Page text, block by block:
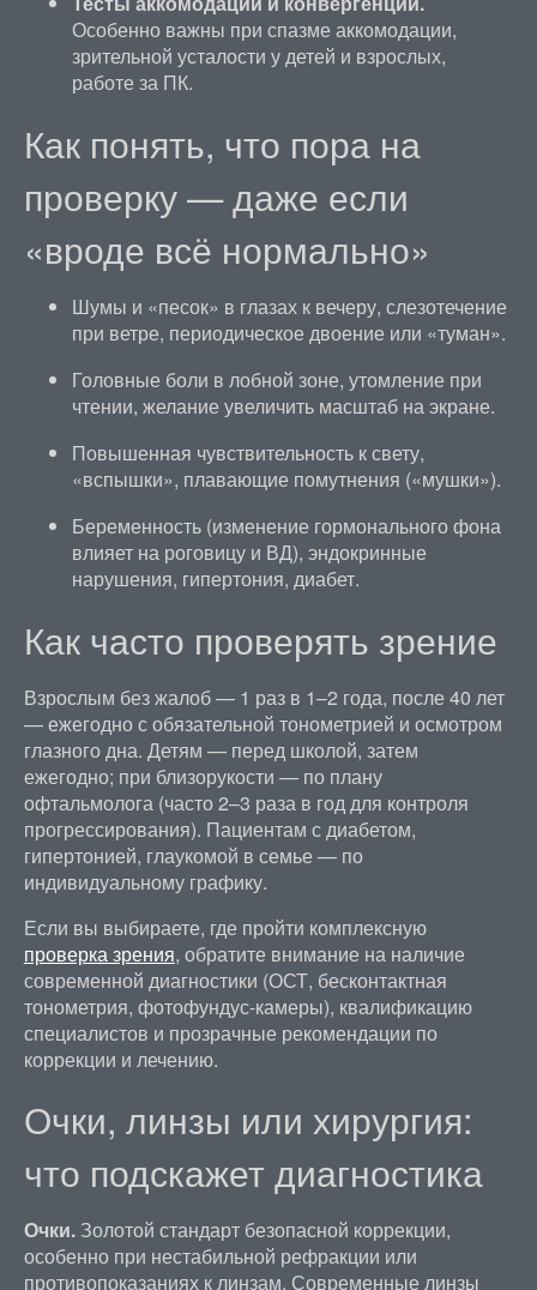
Особенно важны при спазме аккомодации,
зрительной усталости у детей и взрослых,
работе за ПК.
Как понять, что пора на
проверку — даже если
«вроде всё нормально»
Шумы и «песок» в глазах к вечеру, слезотечение
при ветре, периодическое двоение или «туман».
Головные боли в лобной зоне, утомление при
чтении, желание увеличить масштаб на экране.
Повышенная чувствительность к свету,
«вспышки», плавающие помутнения («мушки»).
Беременность (изменение гормонального фона
влияет на роговицу и ВД), эндокринные
нарушения, гипертония, диабет.
Как часто проверять зрение
Взрослым без жалоб — 1 раз в 1–2 года, после 40 лет
— ежегодно с обязательной тонометрией и осмотром
глазного дна. Детям — перед школой, затем
ежегодно; при близорукости — по плану
офтальмолога (часто 2–3 раза в год для контроля
прогрессирования). Пациентам с диабетом,
гипертонией, глаукомой в семье — по
индивидуальному графику.
Если вы выбираете, где пройти комплексную
проверка зрения, обратите внимание на наличие
современной диагностики (ОСТ, бесконтактная
тонометрия, фотофундус-камеры), квалификацию
специалистов и прозрачные рекомендации по
коррекции и лечению.
Очки, линзы или хирургия:
что подскажет диагностика
Очки.Золотой стандарт безопасной коррекции,
особенно при нестабильной рефракции или
противопоказаниях к линзам. Современные линзы